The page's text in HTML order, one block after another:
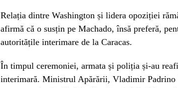
Relația dintre Washington și lidera opoziției
afirmă că o susțin pe Machado, însă preferă,
autoritățile interimare de la Caracas.
În timpul ceremoniei, armata și poliția și-au
interimară. Ministrul Apărării, Vladimir Padrino